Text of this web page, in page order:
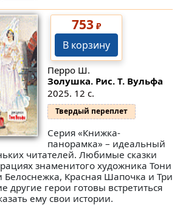
753₽
В корзину
Перро Ш.
Золушка. Рис. Т. Вульфа
2025. 12 с.
Твердый переплет
Серия «Книжка-
панорамка» – идеальный
читателей. Любимые сказки
знаменитого художника Тони
Красная Шапочка и Три
другие герои готовы встретиться
ему свои истории.